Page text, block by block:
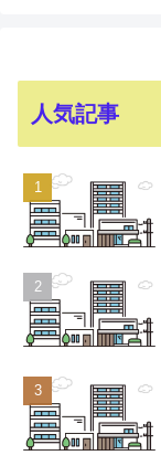
人気記事